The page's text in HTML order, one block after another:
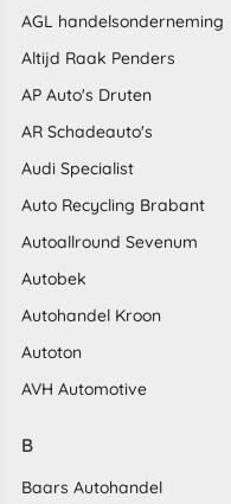
AGL handelsonderneming
Altijd Raak Penders
AP Auto's Druten
AR Schadeauto's
Audi Specialist
Auto Recycling Brabant
Autoallround Sevenum
Autobek
Autohandel Kroon
Autoton
AVH Automotive
B
Baars Autohandel